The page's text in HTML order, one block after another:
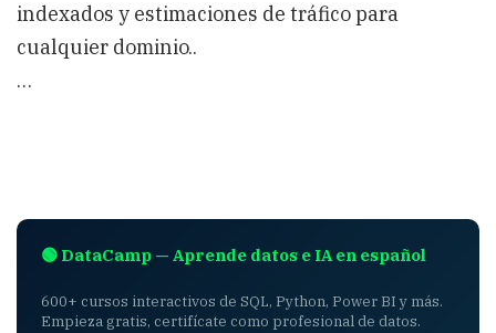
indexados y estimaciones de tráfico para
cualquier dominio..
…
🟢 DataCamp — Aprende datos e IA en español
600+ cursos interactivos de SQL, Python, Power BI y más.
Empieza gratis, certifícate como profesional de datos.